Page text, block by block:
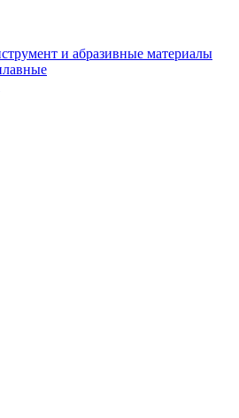
и абразивные материалы